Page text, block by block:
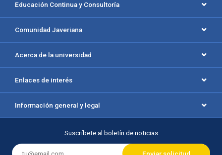
Educación Continua y Consultoría
Comunidad Javeriana
Acerca de la universidad
Enlaces de interés
Información general y legal
Suscríbete al boletín de noticias